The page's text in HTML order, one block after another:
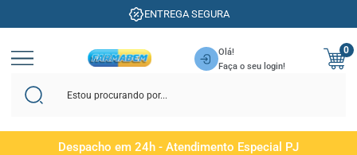
ENTREGA SEGURA
Olá!
Faça o seu login!
0
Despacho em 24h - Atendimento Especial PJ